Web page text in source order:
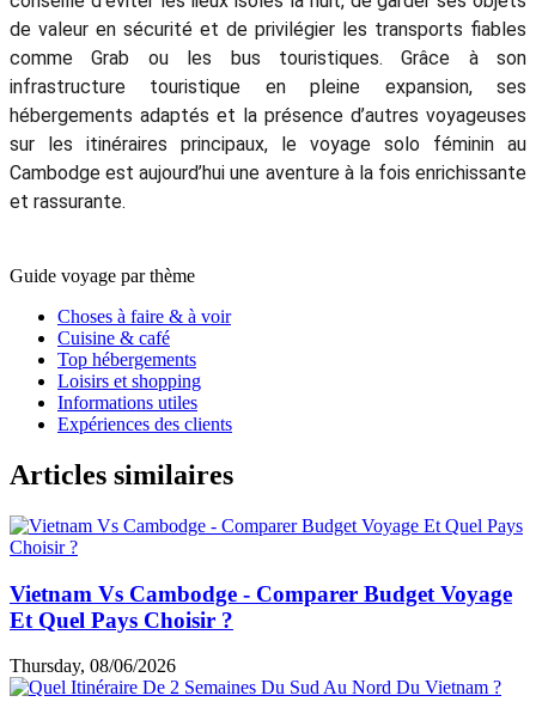
de valeur en sécurité et de privilégier les transports fiables
comme Grab ou les bus touristiques. Grâce à son
infrastructure touristique en pleine expansion, ses
hébergements adaptés et la présence d’autres voyageuses
sur les itinéraires principaux, le voyage solo féminin au
Cambodge est aujourd’hui une aventure à la fois enrichissante
et rassurante.
Guide voyage par thème
Choses à faire & à voir
Cuisine & café
Top hébergements
Loisirs et shopping
Informations utiles
Expériences des clients
Articles similaires
Vietnam Vs Cambodge - Comparer Budget Voyage
Et Quel Pays Choisir ?
Thursday, 08/06/2026